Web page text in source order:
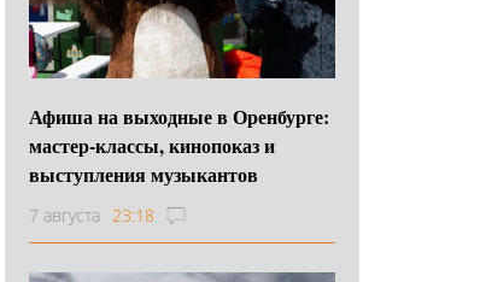
Афиша на выходные в Оренбурге:
мастер-классы, кинопоказ и
выступления музыкантов
7 августа 23:18